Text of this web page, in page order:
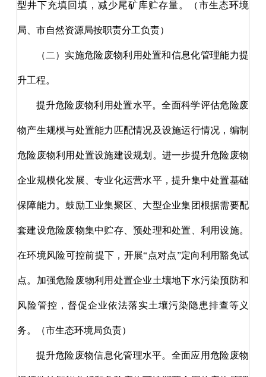
型井下充填回填，减少尾矿库贮存量。（市生态环境
局、市自然资源局按职责分工负责）
（二）实施危险废物利用处置和信息化管理能力提
升工程。
提升危险废物利用处置水平。全面科学评估危险废
物产生规模与处置能力匹配情况及设施运行情况，编制
危险废物利用处置设施建设规划。进一步提升危险废物
企业规模化发展、专业化运营水平，提升集中处置基础
保障能力。鼓励工业集聚区、大型企业集团根据需要配
套建设危险废物集中贮存、预处理和处置、利用设施。
在环境风险可控前提下，开展“点对点”定向利用豁免试
点。加强危险废物利用处置企业土壤地下水污染预防和
风险管控，督促企业依法落实土壤污染隐患排查等义
务。（市生态环境局负责）
提升危险废物信息化管理水平。全面应用危险废物